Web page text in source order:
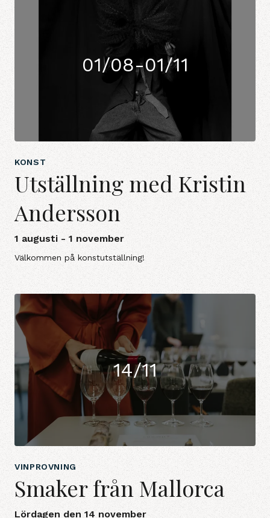
01/08-01/11
KONST
Utställning med Kristin
Andersson
1 augusti - 1 november
Välkommen på konstutställning!
14/11
VINPROVNING
Smaker från Mallorca
Lördagen den 14 november